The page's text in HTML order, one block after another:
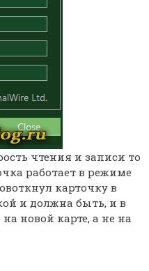
чтения и записи то
работает в режиме
карточку в
и должна быть, и в
новой карте, а не на